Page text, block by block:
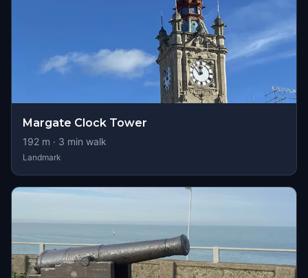
Margate Clock Tower
192 m · 3 min walk
Landmark